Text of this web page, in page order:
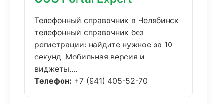
Телефонный справочник в Челябинск
телефонный справочник без
регистрации: найдите нужное за 10
секунд. Мобильная версия и
виджеты....
Телефон: +7 (941) 405-52-70